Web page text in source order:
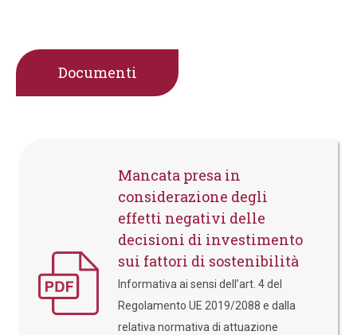
Documenti
Mancata presa in
considerazione degli
effetti negativi delle
decisioni di investimento
sui fattori di sostenibilità
Informativa ai sensi dell’art. 4 del
Regolamento UE 2019/2088 e dalla
relativa normativa di attuazione